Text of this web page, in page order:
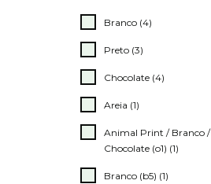
Branco (4)
Preto (3)
Chocolate (4)
Areia (1)
Animal Print / Branco /
Chocolate (o1) (1)
Branco (b5) (1)